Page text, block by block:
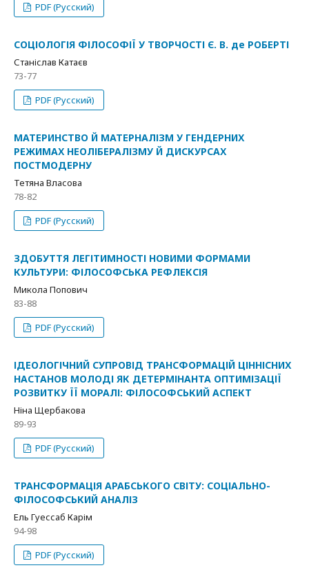
PDF (Русский)
СОЦІОЛОГІЯ ФІЛОСОФІЇ У ТВОРЧОСТІ Є. В. де РОБЕРТІ
Станіслав Катаєв
73-77
PDF (Русский)
МАТЕРИНСТВО Й МАТЕРНАЛІЗМ У ГЕНДЕРНИХ
РЕЖИМАХ НЕОЛІБЕРАЛІЗМУ Й ДИСКУРСАХ
ПОСТМОДЕРНУ
Тетяна Власова
78-82
PDF (Русский)
ЗДОБУТТЯ ЛЕГІТИМНОСТІ НОВИМИ ФОРМАМИ
КУЛЬТУРИ: ФІЛОСОФСЬКА РЕФЛЕКСІЯ
Микола Попович
83-88
PDF (Русский)
ІДЕОЛОГІЧНИЙ СУПРОВІД ТРАНСФОРМАЦІЙ ЦІННІСНИХ
НАСТАНОВ МОЛОДІ ЯК ДЕТЕРМІНАНТА ОПТИМІЗАЦІЇ
РОЗВИТКУ ЇЇ МОРАЛІ: ФІЛОСОФСЬКИЙ АСПЕКТ
Ніна Щербакова
89-93
PDF (Русский)
ТРАНСФОРМАЦІЯ АРАБСЬКОГО СВІТУ: СОЦІАЛЬНО-
ФІЛОСОФСЬКИЙ АНАЛІЗ
Ель Гуессаб Карім
94-98
PDF (Русский)